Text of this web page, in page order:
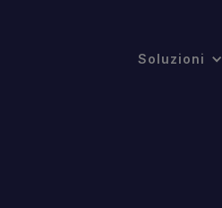
Soluzioni